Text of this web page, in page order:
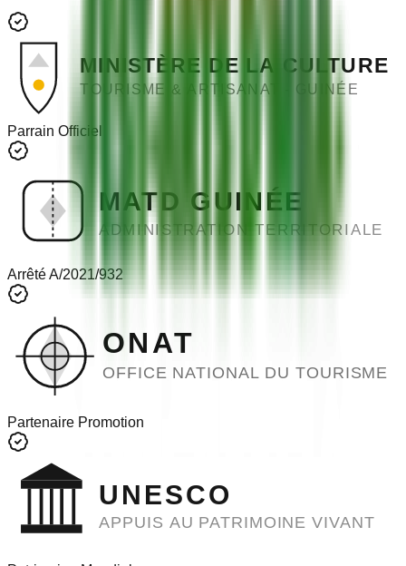
MINISTÈRE DE LA CULTURE
TOURISME & ARTISANAT - GUINÉE
Parrain Officiel
MATD GUINÉE
ADMINISTRATION TERRITORIALE
Arrêté A/2021/932
ONAT
OFFICE NATIONAL DU TOURISME
Partenaire Promotion
UNESCO
APPUIS AU PATRIMOINE VIVANT